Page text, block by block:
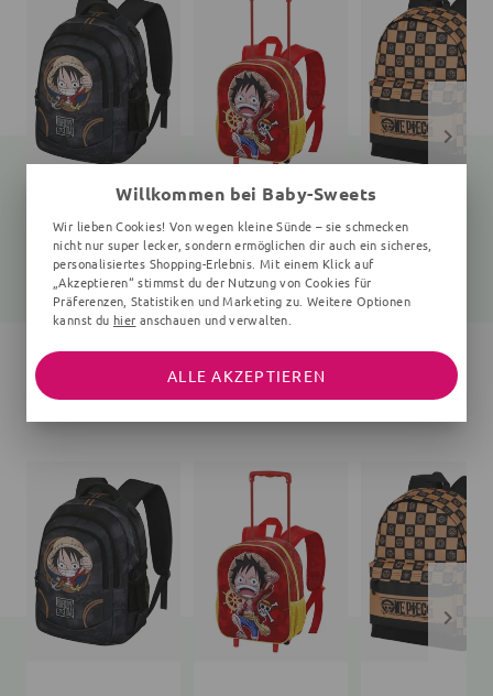
Rucksack
41,60 € 54,99 €
Rucksack
Unifarben
25,70 € 33,99 €
Rucksack
Kariert
45,40 €
Willkommen bei Baby-Sweets
Wir lieben Cookies! Von wegen kleine Sünde – sie schmecken
nicht nur super lecker, sondern ermöglichen dir auch ein sicheres,
personalisiertes Shopping-Erlebnis. Mit einem Klick auf
„Akzeptieren“ stimmst du der Nutzung von Cookies für
Präferenzen, Statistiken und Marketing zu. Weitere Optionen
kannst du hier anschauen und verwalten.
ALLE AKZEPTIEREN